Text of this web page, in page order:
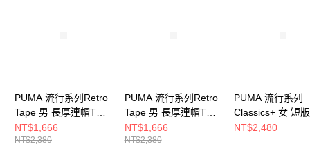
PUMA 流行系列Retro
Tape 男 長厚連帽T恤
63571887
NT$1,666
NT$2,380
PUMA 流行系列Retro
Tape 男 長厚連帽T恤
63571806
NT$1,666
NT$2,380
PUMA 流行系列
Classics+ 女 短
連帽T恤
NT$2,480